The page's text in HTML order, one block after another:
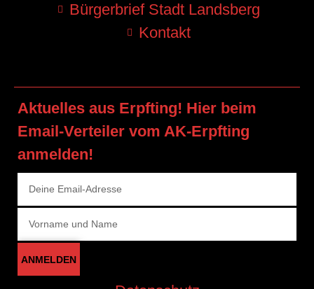
Bürgerbrief Stadt Landsberg
Kontakt
Aktuelles aus Erpfting! Hier beim
Email-Verteiler vom AK-Erpfting
anmelden!
ANMELDEN